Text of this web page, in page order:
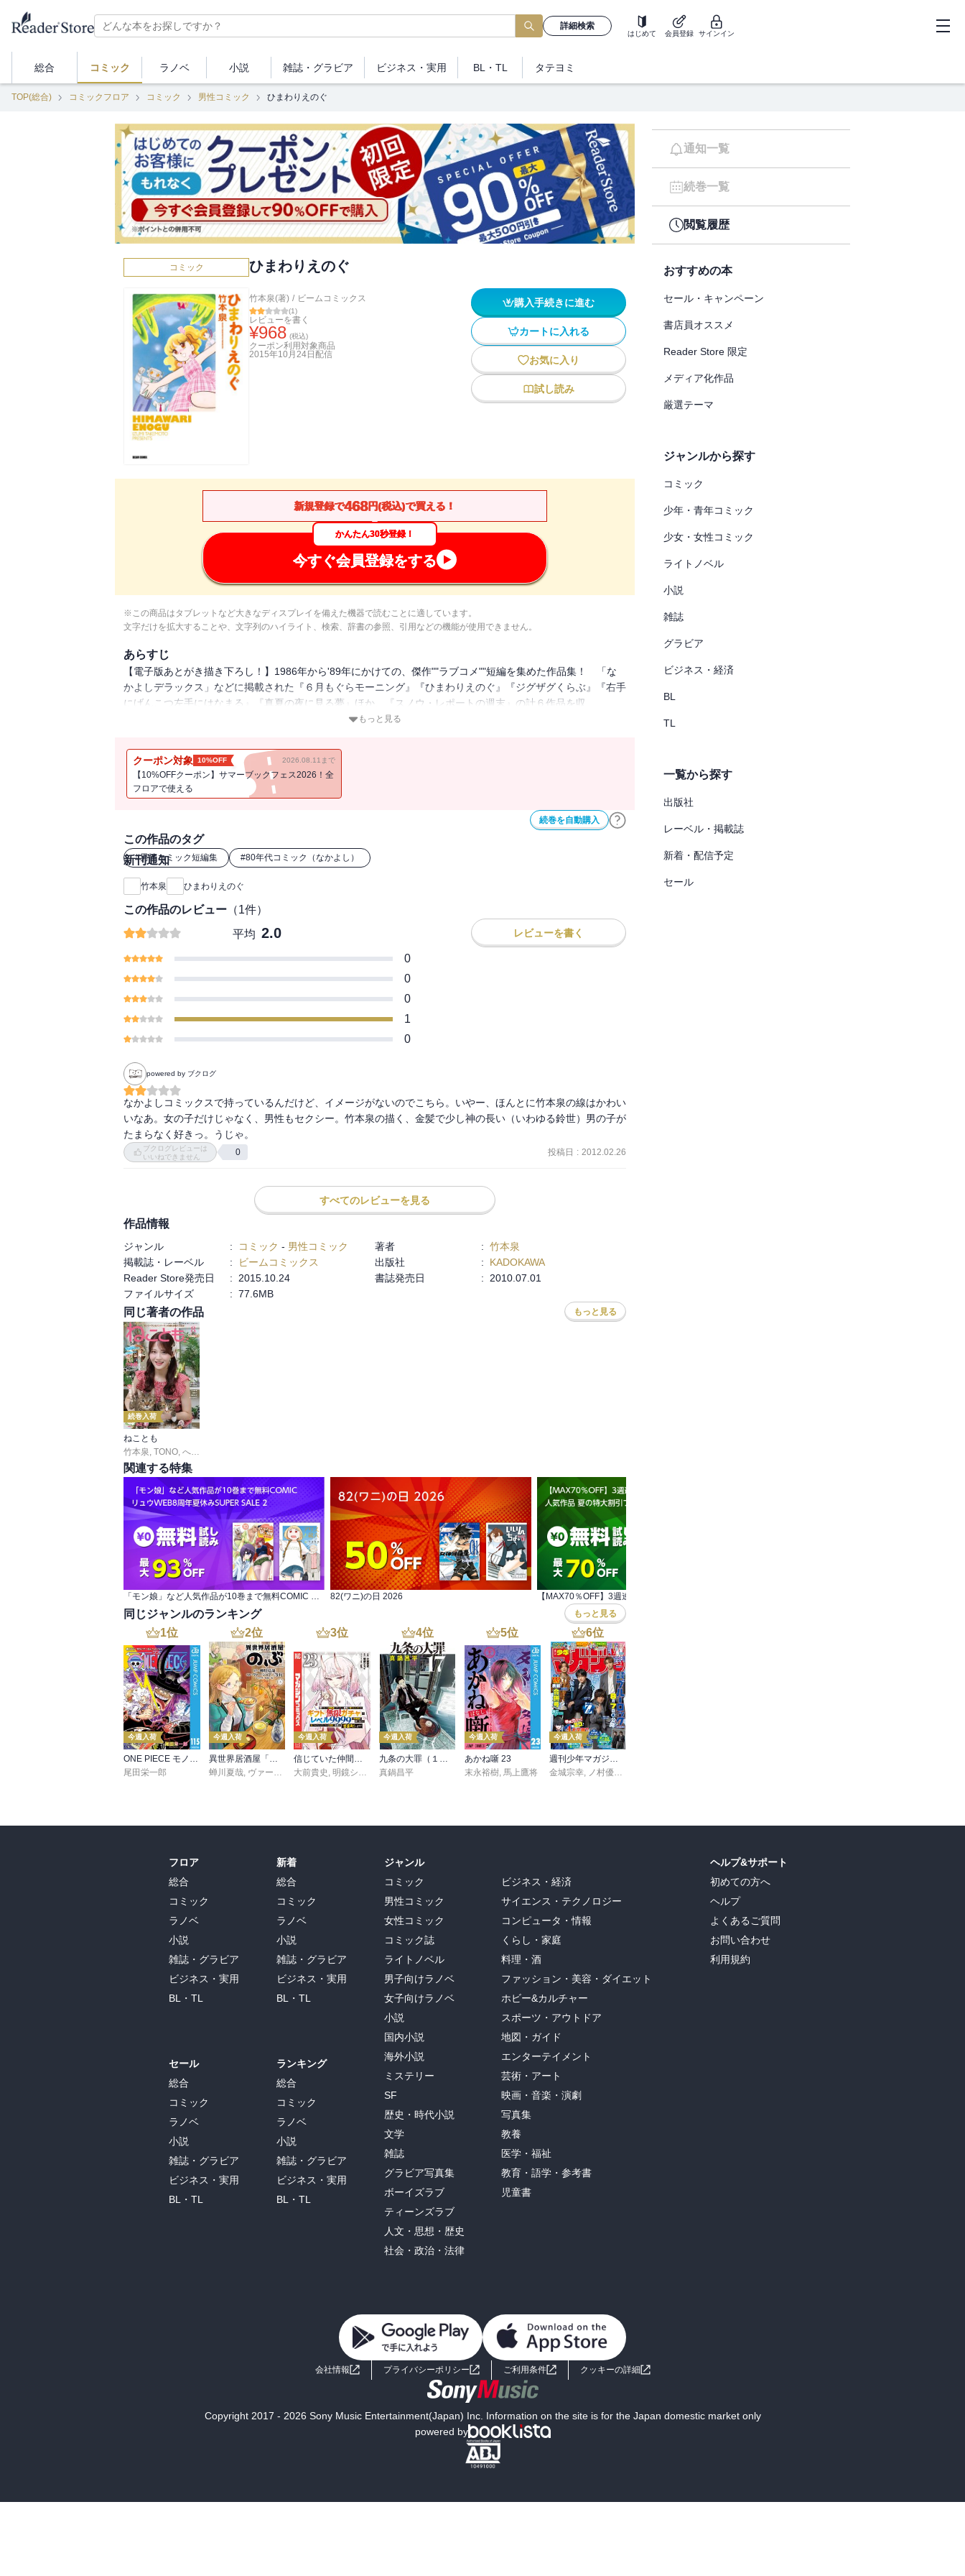
詳細検索
はじめて 会員登録 サインイン
総合 コミック ラノベ 小説 雑誌・ グラビア ビジネス ・実用 BL・TL タテヨミ
TOP(総合) コミックフロア コミック 男性コミック ひまわりえのぐ
コミック ひまわりえのぐ
竹本泉(著) / ビームコミックス
(1)
レビューを書く
¥968 (税込)
クーポン利用対象商品
2015年10月24日 配信
購入手続きに進む
カートに入れる
お気に入り
試し読み
新規登録で468円(税込)で買える！
かんたん30秒登録！
今すぐ会員登録をする
※この商品はタブレットなど大きなディスプレイを備えた機器で読むことに適しています。
文字だけを拡大することや、文字列のハイライト、検索、辞書の参照、引用などの機能が使用できません。
あらすじ
【電子版あとがき描き下ろし！】1986年から'89年にかけての、傑作""ラブコメ""短編を集めた作品集！ 「な
かよしデラックス」などに掲載された『６月もぐらモーニング』『ひまわりえのぐ』『ジグザグくらぶ』『右手
にげんこつ左手にはなまる』『真夏の夜に見る夢』ほか、『スノウ・レポートの週末』の計６作品を収
録！ '80年代最後の短編集『ひまわりえのぐ』を再編集した、竹本ファン待望の1冊、ついに電子化!!
もっと見る
クーポン対象 10%OFF 2026.08.11まで
【10%OFFクーポン】サマーブックフェス2026！全
フロアで使える
続巻を自動購入
この作品のタグ
#男性コミック短編集 #80年代コミック（なかよし）
新刊通知
竹本泉 ひまわりえのぐ
この作品のレビュー （1件）
平均 2.0 レビューを書く
0
0
0
1
0
powered by ブクログ
なかよしコミックスで持っているんだけど、イメージがないのでこちら。いやー、ほんとに竹本泉の線はかわい
いなあ。女の子だけじゃなく、男性もセクシー。竹本泉の描く、金髪で少し神の長い（いわゆる鈴世）男の子が
たまらなく好きっ。うじゃ。
ブクログレビューは
いいねできません
0 投稿日 : 2012.02.26
すべてのレビューを見る
作品情報
ジャンル : コミック - 男性コミック 著者 : 竹本泉
掲載誌・レーベル
: ビームコミックス 出版社 :
KADOKAWA
Reader Store発売日
: 2015.10.24 書誌発売日 :
2010.07.01
ファイルサイズ
: 77.6MB
同じ著者の作品 もっと見る
続巻入荷
ねことも
竹本泉, TONO, へうがけん
関連する特集
「モン娘」など人気作品が10巻まで無料COMIC リュウWEB8周年夏休みSUPER SALE 2 82(ワニ)の日 2026
同じジャンルのランキング もっと見る
1位
今週入荷
尾田栄一郎
2位
今週入荷
蝉川夏哉, ヴァージニア二等兵 , 転
3位
今週入荷
大前貴史 ,明鏡シスイ ,ｔｅｆ
4位
今週入荷
真鍋昌平
5位
今週入荷
あかね噺 23
末永裕樹, 馬上鷹将
6位
今週入荷
金城宗幸
ノ村優介
通知一覧
続巻一覧
閲覧履歴
おすすめの本
セール・キャンペーン
書店員オススメ
Reader Store 限定
メディア化作品
厳選テーマ
ジャンルから探す
コミック
少年・青年コミック
少女・女性コミック
ライトノベル
小説
雑誌
グラビア
ビジネス・経済
BL
TL
一覧から探す
出版社
レーベル・掲載誌
新着・配信予定
セール
フロア
総合
コミック
ラノベ
小説
雑誌・グラビア
ビジネス・実用
BL・TL
セール
総合
コミック
ラノベ
小説
雑誌・グラビア
ビジネス・実用
BL・TL
新着
総合
コミック
ラノベ
小説
雑誌・グラビア
ビジネス・実用
BL・TL
ランキング
総合
コミック
ラノベ
小説
雑誌・グラビア
ビジネス・実用
BL・TL
ジャンル
コミック
男性コミック
女性コミック
コミック誌
ライトノベル
男子向けラノベ
女子向けラノベ
小説
国内小説
海外小説
ミステリー
SF
歴史・時代小説
文学
雑誌
グラビア写真集
ボーイズラブ
ティーンズラブ
人文・思想・歴史
社会・政治・法律
ビジネス・経済
サイエンス・テクノロジー
コンピュータ・情報
くらし・家庭
料理・酒
ファッション・美容・ダイエット
ホビー&カルチャー
スポーツ・アウトドア
地図・ガイド
エンターテイメント
芸術・アート
映画・音楽・演劇
写真集
教養
医学・福祉
教育・語学・参考書
児童書
ヘルプ&サポート
初めての方へ
ヘルプ
よくあるご質問
お問い合わせ
利用規約
会社情報 プライバシーポリシー ご利用条件 クッキーの詳細
Copyright 2017 - 2026 Sony Music Entertainment(Japan) Inc. Information on the site is for the Japan domestic market only
powered by